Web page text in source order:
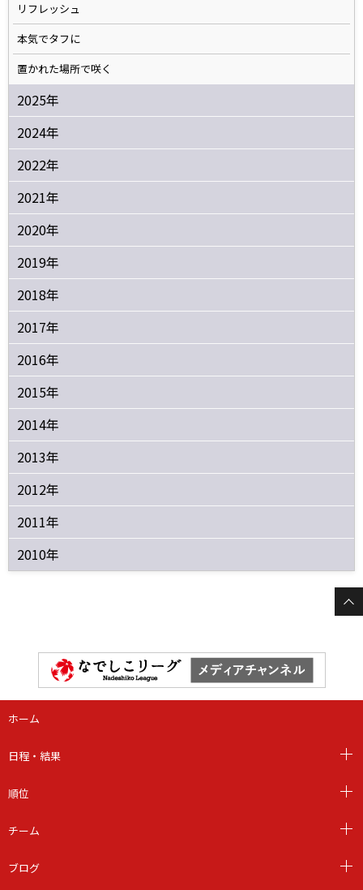
リフレッシュ
本気でタフに
置かれた場所で咲く
2025年
2024年
2022年
2021年
2020年
2019年
2018年
2017年
2016年
2015年
2014年
2013年
2012年
2011年
2010年
ホーム
日程・結果
順位
チーム
ブログ